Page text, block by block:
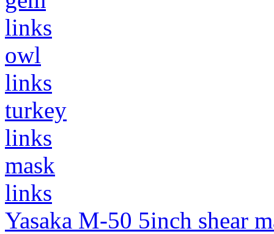
links
owl
links
turkey
links
mask
links
Yasaka M-50 5inch shear